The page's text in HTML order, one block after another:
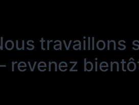
travaillons
revenez